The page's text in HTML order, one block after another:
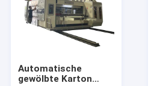
Automatische
gewölbte Karton